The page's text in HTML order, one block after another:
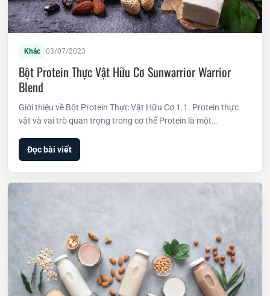
Khác 03/07/2023
Bột Protein Thực Vật Hữu Cơ Sunwarrior Warrior
Blend
Giới thiệu về Bột Protein Thực Vật Hữu Cơ 1.1. Protein thực
vật và vai trò quan trọng trong cơ thể Protein là một…
Đọc bài viết